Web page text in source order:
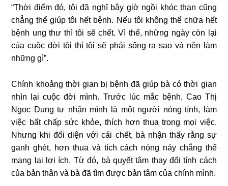
“Thời điểm đó, tôi đã nghĩ bây giờ ngồi khóc than cũng
chẳng thể giúp tôi hết bệnh. Nếu tôi không thể chữa hết
bệnh ung thư thì tôi sẽ chết. Vì thế, những ngày còn lại
của cuộc đời tôi thì tôi sẽ phải sống ra sao và nên làm
những gì”.
Chính khoảng thời gian bị bệnh đã giúp bà có thời gian
nhìn lại cuộc đời mình. Trước lúc mắc bệnh, Cao Thị
Ngọc Dung tự nhận mình là một người nóng tính, làm
việc bất chấp sức khỏe, thích hơn thua trong mọi việc.
Nhưng khi đối diện với cái chết, bà nhận thấy rằng sự
ganh ghét, hơn thua và tích cách nóng nảy chẳng thể
mang lại lợi ích. Từ đó, bà quyết tâm thay đổi tính cách
của bản thân và bà đã tìm được bản tâm của chính mình.